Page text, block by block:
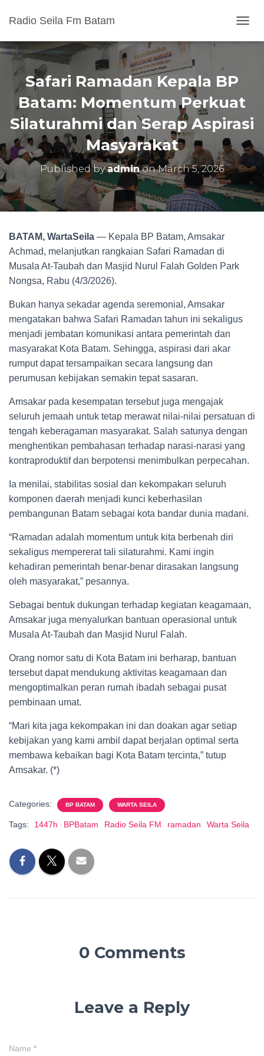
Radio Seila Fm Batam
O
N
A
V
I
G
A
T
O
N
Safari Ramadan Kepala BP
Batam: Momentum Perkuat
Silaturahmi dan Serap Aspirasi
Masyarakat
Published byadminonMarch 5, 2026
BATAM, WartaSeila — Kepala BP Batam, Amsakar
Achmad, melanjutkan rangkaian Safari Ramadan di
Musala At-Taubah dan Masjid Nurul Falah Golden Park
Nongsa, Rabu (4/3/2026).
Bukan hanya sekadar agenda seremonial, Amsakar
mengatakan bahwa Safari Ramadan tahun ini sekaligus
menjadi jembatan komunikasi antara pemerintah dan
masyarakat Kota Batam. Sehingga, aspirasi dari akar
rumput dapat tersampaikan secara langsung dan
perumusan kebijakan semakin tepat sasaran.
Amsakar pada kesempatan tersebut juga mengajak
seluruh jemaah untuk tetap merawat nilai-nilai persatuan di
tengah keberagaman masyarakat. Salah satunya dengan
menghentikan pembahasan terhadap narasi-narasi yang
kontraproduktif dan berpotensi menimbulkan perpecahan.
Ia menilai, stabilitas sosial dan kekompakan seluruh
komponen daerah menjadi kunci keberhasilan
pembangunan Batam sebagai kota bandar dunia madani.
“Ramadan adalah momentum untuk kita berbenah diri
sekaligus mempererat tali silaturahmi. Kami ingin
kehadiran pemerintah benar-benar dirasakan langsung
oleh masyarakat,” pesannya.
Sebagai bentuk dukungan terhadap kegiatan keagamaan,
Amsakar juga menyalurkan bantuan operasional untuk
Musala At-Taubah dan Masjid Nurul Falah.
Orang nomor satu di Kota Batam ini berharap, bantuan
tersebut dapat mendukung aktivitas keagamaan dan
mengoptimalkan peran rumah ibadah sebagai pusat
pembinaan umat.
“Mari kita jaga kekompakan ini dan doakan agar setiap
kebijakan yang kami ambil dapat berjalan optimal serta
membawa kebaikan bagi Kota Batam tercinta,” tutup
Amsakar. (*)
Categories: BP BATAM WARTA SEILA
Tags: 1447h BPBatam Radio Seila FM ramadan Warta Seila
0 Comments
Leave a Reply
Name *